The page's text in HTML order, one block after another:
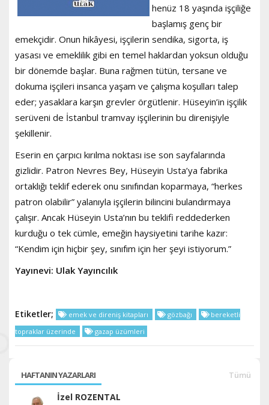
henüz 18 yaşında işçiliğe
başlamış genç bir
emekçidir. Onun hikâyesi, işçilerin sendika, sigorta, iş
yasası ve emeklilik gibi en temel haklardan yoksun olduğu
bir dönemde başlar. Buna rağmen tütün, tersane ve
dokuma işçileri insanca yaşam ve çalışma koşulları talep
eder; yasaklara karşın grevler örgütlenir. Hüseyin’in işçilik
serüveni de İstanbul tramvay işçilerinin bu direnişiyle
şekillenir.
Eserin en çarpıcı kırılma noktası ise son sayfalarında
gizlidir. Patron Nevres Bey, Hüseyin Usta’ya fabrika
ortaklığı teklif ederek onu sınıfından koparmaya, “herkes
patron olabilir” yalanıyla işçilerin bilincini bulandırmaya
çalışır. Ancak Hüseyin Usta’nın bu teklifi reddederken
kurduğu o tek cümle, emeğin haysiyetini tarihe kazır:
“Kendim için hiçbir şey, sınıfım için her şeyi istiyorum.”
Yayınevi: Ulak Yayıncılık
Etiketler; emek ve direniş kitapları gözbağı
bereketli
topraklar üzerinde
gazap üzümleri
HAFTANIN YAZARLARI Tümü
İzel ROZENTAL